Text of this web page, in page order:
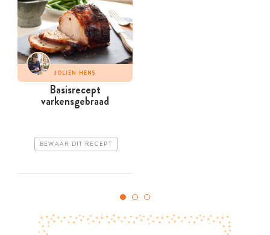
JOLIEN HENS
Basisrecept
varkensgebraad
BEWAAR DIT RECEPT